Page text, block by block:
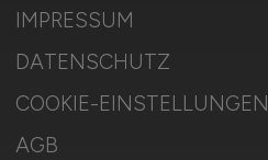
IMPRESSUM
DATENSCHUTZ
COOKIE-EINSTELLUNGEN
AGB